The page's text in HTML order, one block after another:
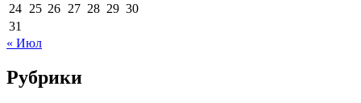
24 25 26 27 28 29 30
31
« Июл
Рубрики